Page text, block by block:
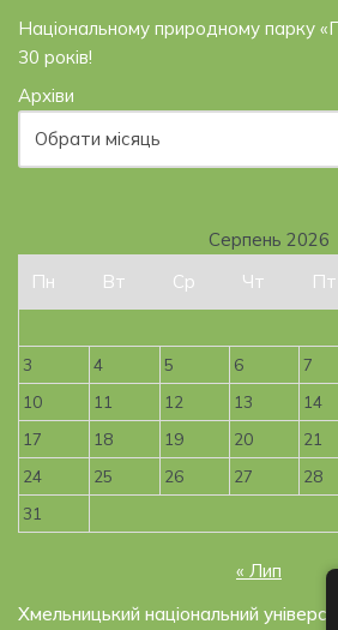
Національному природному парку
30 років!
Архіви
Серпень 2026
Пн
Вт Ср Чт Пт
3
4 5 6 7
10
11 12 13 14
17
18 19 20 21
24
25 26 27 28
31
« Лип
Хмельницький національний